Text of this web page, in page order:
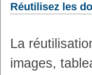
Réutilisez les
La
images,